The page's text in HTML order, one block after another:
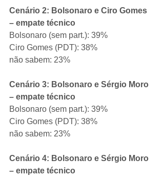
Cenário 2: Bolsonaro e Ciro Gomes
– empate técnico
Bolsonaro (sem part.): 39%
Ciro Gomes (PDT): 38%
não sabem: 23%
Cenário 3: Bolsonaro e Sérgio Moro
– empate técnico
Bolsonaro (sem part.): 39%
Ciro Gomes (PDT): 38%
não sabem: 23%
Cenário 4: Bolsonaro e Sérgio Moro
– empate técnico